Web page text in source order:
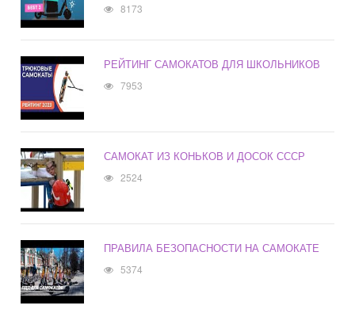
8173
РЕЙТИНГ САМОКАТОВ ДЛЯ ШКОЛЬНИКОВ
7953
САМОКАТ ИЗ КОНЬКОВ И ДОСОК СССР
2524
ПРАВИЛА БЕЗОПАСНОСТИ НА САМОКАТЕ
5374